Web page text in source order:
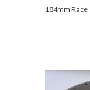
184mm Race